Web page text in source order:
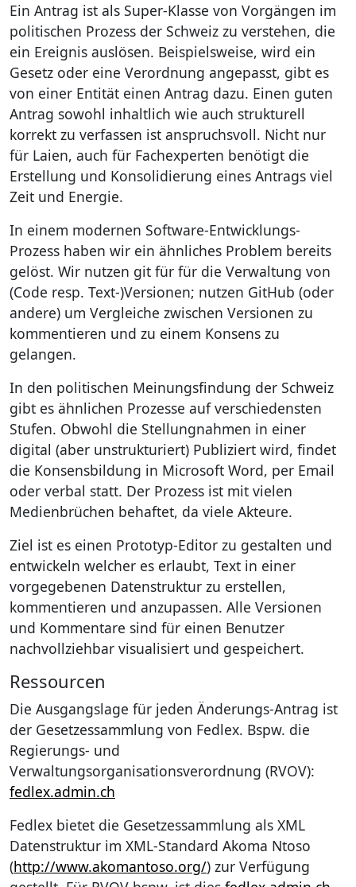
Ein Antrag ist als Super-Klasse von Vorgängen im
politischen Prozess der Schweiz zu verstehen, die
ein Ereignis auslösen. Beispielsweise, wird ein
Gesetz oder eine Verordnung angepasst, gibt es
von einer Entität einen Antrag dazu. Einen guten
Antrag sowohl inhaltlich wie auch strukturell
korrekt zu verfassen ist anspruchsvoll. Nicht nur
für Laien, auch für Fachexperten benötigt die
Erstellung und Konsolidierung eines Antrags viel
Zeit und Energie.
In einem modernen Software-Entwicklungs-
Prozess haben wir ein ähnliches Problem bereits
gelöst. Wir nutzen git für für die Verwaltung von
(Code resp. Text-)Versionen; nutzen GitHub (oder
andere) um Vergleiche zwischen Versionen zu
kommentieren und zu einem Konsens zu
gelangen.
In den politischen Meinungsfindung der Schweiz
gibt es ähnlichen Prozesse auf verschiedensten
Stufen. Obwohl die Stellungnahmen in einer
digital (aber unstrukturiert) Publiziert wird, findet
die Konsensbildung in Microsoft Word, per Email
oder verbal statt. Der Prozess ist mit vielen
Medienbrüchen behaftet, da viele Akteure.
Ziel ist es einen Prototyp-Editor zu gestalten und
entwickeln welcher es erlaubt, Text in einer
vorgegebenen Datenstruktur zu erstellen,
kommentieren und anzupassen. Alle Versionen
und Kommentare sind für einen Benutzer
nachvollziehbar visualisiert und gespeichert.
Ressourcen
Die Ausgangslage für jeden Änderungs-Antrag ist
der Gesetzessammlung von Fedlex. Bspw. die
Regierungs- und
Verwaltungsorganisationsverordnung (RVOV):
fedlex.admin.ch
Fedlex bietet die Gesetzessammlung als XML
Datenstruktur im XML-Standard Akoma Ntoso
(http://www.akomantoso.org/) zur Verfügung